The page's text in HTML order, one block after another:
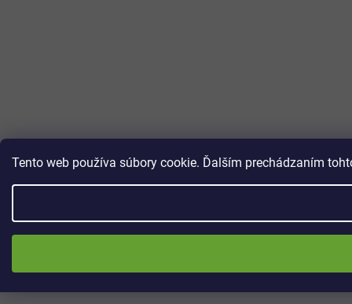
Tento web používa súbory cookie. Ďalším prechádzaním